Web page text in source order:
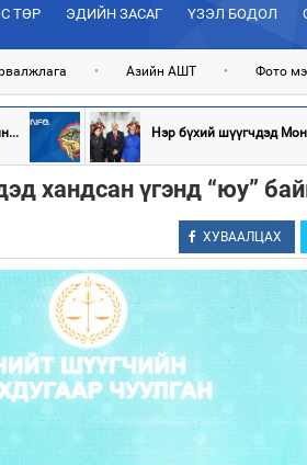
ТӨР ЭДИЙН ЗАСАГ ҮЗЭЛ БОДОЛ
• Азийн АШТ • Фото
Нэр бүхий шүүгчдэд
хандсан үгэнд “юу”
ХУВААЛЦАХ